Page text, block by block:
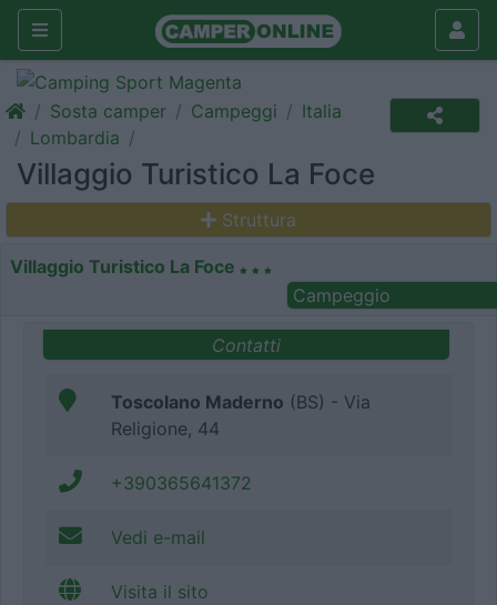
Sosta camper Campeggi
Italia
Lombardia
Villaggio Turistico La Foce
Struttura
Villaggio Turistico La Foce
Campeggio
Contatti
Toscolano Maderno (BS) - Via
Religione, 44
+390365641372
Vedi e-mail
Visita il sito